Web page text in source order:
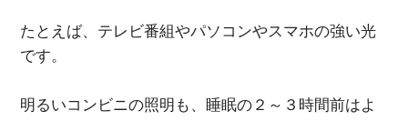
たとえば、テレビ番組やパソコンやスマホの強い光
です。
明るいコンビニの照明も、睡眠の２～３時間前はよ